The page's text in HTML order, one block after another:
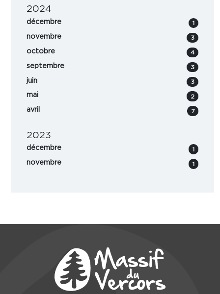
2024
décembre 1
novembre 3
octobre 4
septembre 3
juin 3
mai 2
avril 7
2023
décembre 1
novembre 1